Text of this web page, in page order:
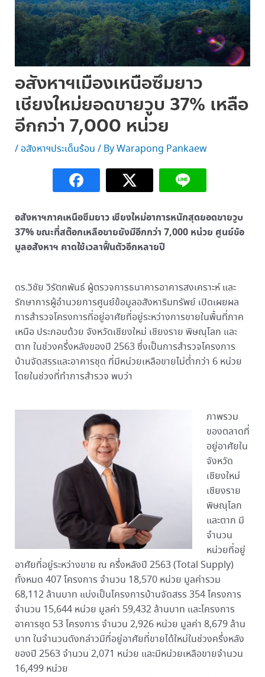
อสังหาฯเมืองเหนือซึมยาว
เชียงใหม่ยอดขายวูบ 37% เหลือ
อีกกว่า 7,000 หน่วย
/ อสังหาฯประเด็นร้อน / ByWarapong Pankaew
อสังหาฯภาคเหนือซึมยาว เชียงใหม่อาการหนักสุดยอดขายวูบ
37% ขณะที่สต๊อกเหลือขายยังมีอีกกว่า 7,000 หน่วย ศูนย์ข้อ
มูลอสังหาฯ คาดใช้เวลาฟื้นตัวอีกหลายปี
ดร.วิชัย วิรัตกพันธ์ ผู้ตรวจการธนาคารอาคารสงเคราะห์ และ
รักษาการผู้อำนวยการศูนย์ข้อมูลอสังหาริมทรัพย์ เปิดเผยผล
การสำรวจโครงการที่อยู่อาศัยที่อยู่ระหว่างการขายในพื้นที่ภาค
เหนือ ประกอบด้วย จังหวัดเชียงใหม่ เชียงราย พิษณุโลก และ
ตาก ในช่วงครึ่งหลังของปี 2563 ซึ่งเป็นการสำรวจโครงการ
บ้านจัดสรรและอาคารชุด ที่มีหน่วยเหลือขายไม่ต่ำกว่า 6 หน่วย
โดยในช่วงที่ทำการสำรวจ พบว่า
ภาพรวม
ของตลาดที่
อยู่อาศัยใน
จังหวัด
เชียงใหม่
เชียงราย
พิษณุโลก
และตาก มี
จำนวน
หน่วยที่อยู่
อาศัยที่อยู่ระหว่างขาย ณ ครึ่งหลังปี 2563 (Total Supply)
ทั้งหมด 407 โครงการ จำนวน 18,570 หน่วย มูลค่ารวม
68,112 ล้านบาท แบ่งเป็นโครงการบ้านจัดสรร 354 โครงการ
จำนวน 15,644 หน่วย มูลค่า 59,432 ล้านบาท และโครงการ
อาคารชุด 53 โครงการ จำนวน 2,926 หน่วย มูลค่า 8,679 ล้าน
บาท ในจำนวนดังกล่าวมีที่อยู่อาศัยที่ขายได้ใหม่ในช่วงครึ่งหลัง
ของปี 2563 จำนวน 2,071 หน่วย และมีหน่วยเหลือขายจำนวน
16,499 หน่วย